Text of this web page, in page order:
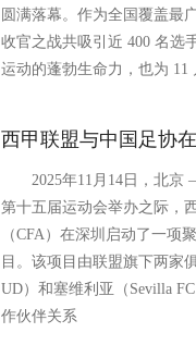
圆满落幕。作为全国覆盖最
收官之战共吸引近 400 名选
运动的蓬勃生命力，也为 11
西甲联盟与中国足协
2025年11月14日，北京
第十五届运动会举办之际，
（CFA）在深圳启动了一项
目。该项目由联盟旗下两
UD）和塞维利亚（Sevilla
作伙伴关系